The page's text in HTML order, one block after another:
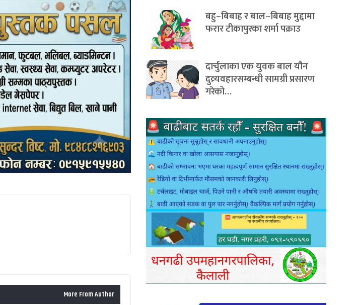
More From Author
बहु–बिबाह र बाल–बिबाह मुद्दामा
फरार टीकापुरका शर्मा पक्राउ
दार्चुलाका एक युवक बाल यौन
दुव्र्यवहारसम्बन्धी सामग्री प्रसारण
गरेको…